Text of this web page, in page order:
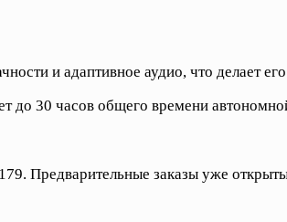
и адаптивное аудио, что делает
до 30 часов общего времени
Предварительные заказы уже